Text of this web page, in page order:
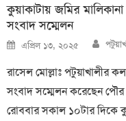
কুয়াকাটায় জমির
সংবাদ সম্মেলন
Posted
on
এপ্রিল ১৩, ২০২৫
রাসেল মোল্লাঃ পটুয়াখালীর
সংবাদ সম্মেলন করেছেন
রোববার সকাল ১০টার দিকে